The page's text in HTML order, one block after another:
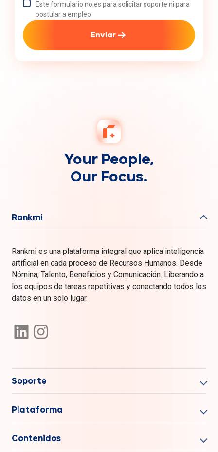
Este formulario no es para solicitar soporte ni para
postular a empleo
Enviar
Your People,
Our Focus.
Rankmi
Rankmi es una plataforma integral que aplica inteligencia
artificial en cada proceso de Recursos Humanos. Desde
Nómina, Talento, Beneficios y Comunicación. Liberando a
los equipos de tareas repetitivas y conectando todos los
datos en un solo lugar.
Soporte
Plataforma
Contenidos